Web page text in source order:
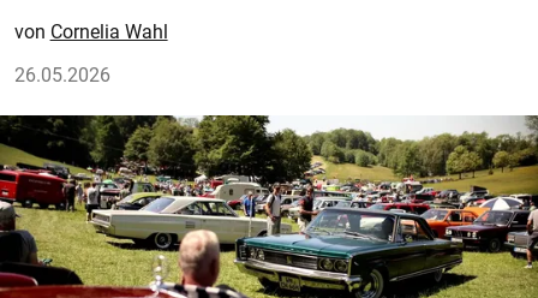
Cornelia Wahl
26.05.2026